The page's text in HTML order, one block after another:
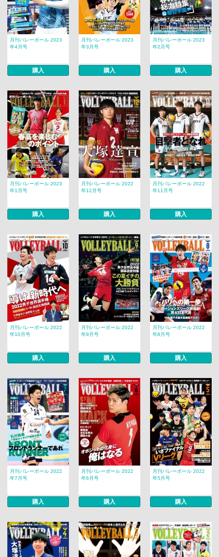
月刊バレーボール 2023
年4月号
購入
月刊バレーボール 2023
年3月号
購入
月刊バレーボール 2023
年2月号
購入
月刊バレーボール 2023
年1月号
購入
月刊バレーボール 2022
年12月号
購入
月刊バレーボール 2022
年11月号
購入
月刊バレーボール 2022
年10月号
購入
月刊バレーボール 2022
年9月号
購入
月刊バレーボール 2022
年8月号
購入
月刊バレーボール 2022
年7月号
購入
月刊バレーボール 2022
年6月号
購入
月刊バレーボール 2022
年5月号
購入